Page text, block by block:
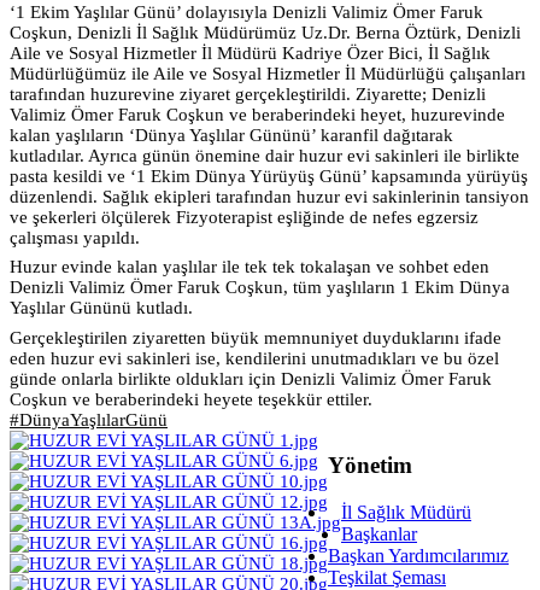
‘1 Ekim Yaşlılar Günü’ dolayısıyla Denizli Valimiz Ömer Faruk
Coşkun, Denizli İl Sağlık Müdürümüz Uz.Dr. Berna Öztürk, Denizli
Aile ve Sosyal Hizmetler İl Müdürü Kadriye Özer Bici, İl Sağlık
Müdürlüğümüz ile Aile ve Sosyal Hizmetler İl Müdürlüğü çalışanları
tarafından huzurevine ziyaret gerçekleştirildi. Ziyarette; Denizli
Valimiz Ömer Faruk Coşkun ve beraberindeki heyet, huzurevinde
kalan yaşlıların ‘Dünya Yaşlılar Gününü’ karanfil dağıtarak
kutladılar. Ayrıca günün önemine dair huzur evi sakinleri ile birlikte
pasta kesildi ve ‘1 Ekim Dünya Yürüyüş Günü’ kapsamında yürüyüş
düzenlendi. Sağlık ekipleri tarafından huzur evi sakinlerinin tansiyon
ve şekerleri ölçülerek Fizyoterapist eşliğinde de nefes egzersiz
çalışması yapıldı.
Huzur evinde kalan yaşlılar ile tek tek tokalaşan ve sohbet eden
Denizli Valimiz Ömer Faruk Coşkun, tüm yaşlıların 1 Ekim Dünya
Yaşlılar Gününü kutladı.
Gerçekleştirilen ziyaretten büyük memnuniyet duyduklarını ifade
eden huzur evi sakinleri ise, kendilerini unutmadıkları ve bu özel
günde onlarla birlikte oldukları için Denizli Valimiz Ömer Faruk
Coşkun ve beraberindeki heyete teşekkür ettiler.
#DünyaYaşlılarGünü
Yönetim
İl Sağlık Müdürü
Başkanlar
Başkan Yardımcılarımız
Teşkilat Şeması